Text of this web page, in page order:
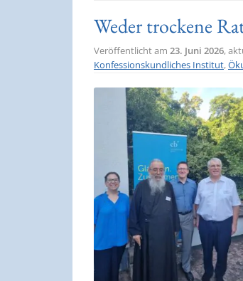
Weder trockene
Veröffentlicht am 23. Juni 2026,
Konfessionskundliches Institut,